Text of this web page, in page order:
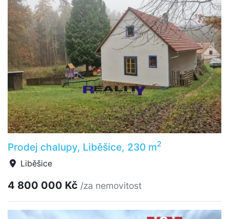
Prodej chalupy, Liběšice, 230 m2
Liběšice
4 800 000 Kč /za nemovitost